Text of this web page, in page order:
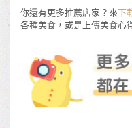
你還有更多推薦店家？來下
各種美食，或是上傳美食心